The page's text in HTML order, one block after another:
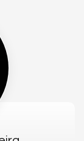
única e
lotes de luxo
Praia do
é um refúgio de
de
Aqui, você e
redefine o
em um